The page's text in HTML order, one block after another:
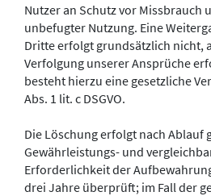
Nutzer an Schutz vor Missbrauch
unbefugter Nutzung. Eine
Dritte erfolgt grundsätzlich nicht,
Verfolgung unserer Ansprüche
besteht hierzu eine gesetzliche
Abs. 1 lit. c DSGVO.
Die Löschung erfolgt nach Ablauf
Gewährleistungs- und
Erforderlichkeit der
drei Jahre überprüft; im Fall der